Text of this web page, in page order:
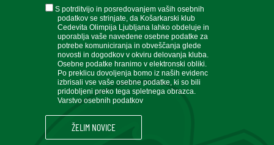
soglasje
S potrditvijo in posredovanjem vaših osebnih
podatkov se strinjate, da Košarkarski klub
Cedevita Olimpija Ljubljana lahko obdeluje in
uporablja vaše navedene osebne podatke za
potrebe komuniciranja in obveščanja glede
novosti in dogodkov v okviru delovanja kluba.
Osebne podatke hranimo v elektronski obliki.
Po preklicu dovoljenja bomo iz naših evidenc
izbrisali vse vaše osebne podatke, ki so bili
pridobljeni preko tega spletnega obrazca.
Varstvo osebnih podatkov